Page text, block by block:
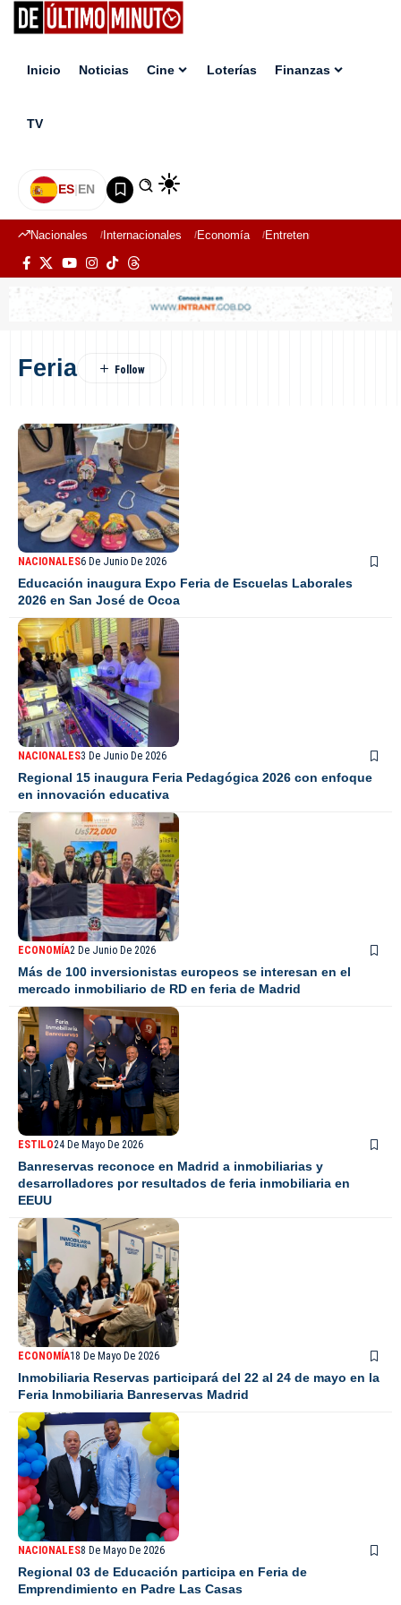
Inicio Noticias Cine Loterías Finanzas
TV
ES|EN
Nacionales Internacionales Economía Entretenimiento
Feria
NACIONALES6 De Junio De 2026
Educación inaugura Expo Feria de Escuelas Laborales
2026 en San José de Ocoa
NACIONALES3 De Junio De 2026
Regional 15 inaugura Feria Pedagógica 2026 con enfoque
en innovación educativa
ECONOMÍA2 De Junio De 2026
Más de 100 inversionistas europeos se interesan en el
mercado inmobiliario de RD en feria de Madrid
ESTILO24 De Mayo De 2026
Banreservas reconoce en Madrid a inmobiliarias y
desarrolladores por resultados de feria inmobiliaria en
EEUU
ECONOMÍA18 De Mayo De 2026
Inmobiliaria Reservas participará del 22 al 24 de mayo en la
Feria Inmobiliaria Banreservas Madrid
NACIONALES8 De Mayo De 2026
Regional 03 de Educación participa en Feria de
Emprendimiento en Padre Las Casas